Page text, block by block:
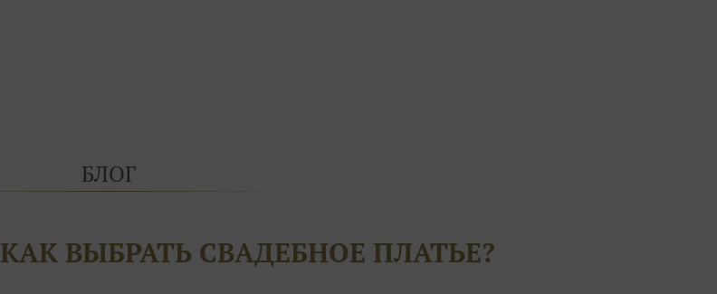
БЛОГ
КАК ВЫБРАТЬ СВАДЕБНОЕ ПЛАТЬЕ?